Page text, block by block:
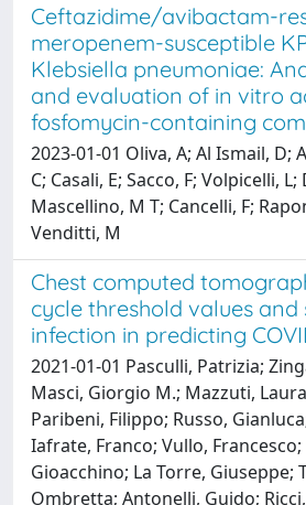
Ceftazidime/avibactam-
meropenem-susceptible
Klebsiella pneumoniae:
and evaluation of in vitro
fosfomycin-containing
2023-01-01 Oliva, A; Al Ismail, D;
C; Casali, E; Sacco, F; Volpicelli,
Mascellino, M T; Cancelli, F;
Venditti, M
Chest computed
cycle threshold values and
infection in predicting
2021-01-01 Pasculli, Patrizia;
Masci, Giorgio M.; Mazzuti,
Paribeni, Filippo; Russo,
Iafrate, Franco; Vullo,
Gioacchino; La Torre, Giuseppe;
Ombretta; Antonelli, Guido;